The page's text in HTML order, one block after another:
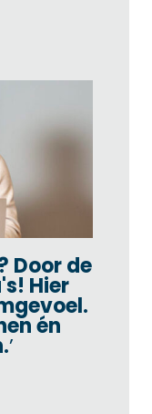
Door de
Hier
én